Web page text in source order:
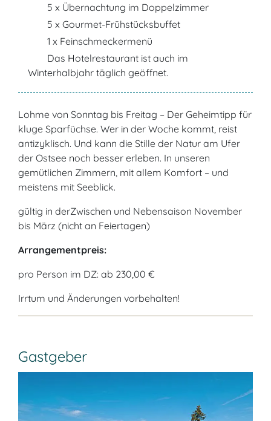
5 x Übernachtung im Doppelzimmer
5 x Gourmet-Frühstücksbuffet
1 x Feinschmeckermenü
Winterhalbjahr täglich geöffnet.
Lohme von Sonntag bis Freitag – Der Geheimtipp für
kluge Sparfüchse. Wer in der Woche kommt, reist
antizyklisch. Und kann die Stille der Natur am Ufer
der Ostsee noch besser erleben. In unseren
gemütlichen Zimmern, mit allem Komfort – und
meistens mit Seeblick.
gültig in derZwischen und Nebensaison November
bis März (nicht an Feiertagen)
Arrangementpreis:
pro Person im DZ: ab 230,00 €
Irrtum und Änderungen vorbehalten!
Gastgeber